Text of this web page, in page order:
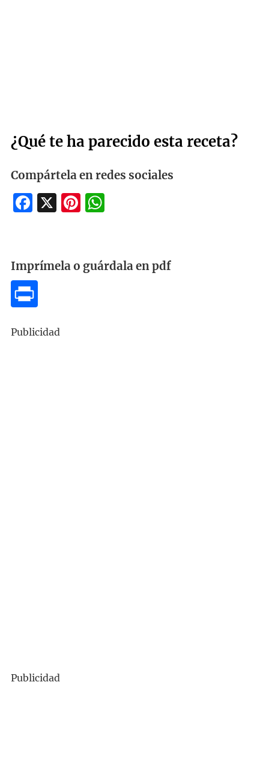
¿Qué te ha parecido esta receta?
Compártela en redes sociales
Facebook
X Pinterest
WhatsApp
Imprímela o guárdala en pdf
Publicidad
Publicidad